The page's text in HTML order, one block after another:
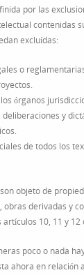
por las
contenidas
excluídas:
o
órganos
deliberaciones y
de todos los
objeto de
obras derivadas y
10, 11 y 12
poco o nada
ahora en relación